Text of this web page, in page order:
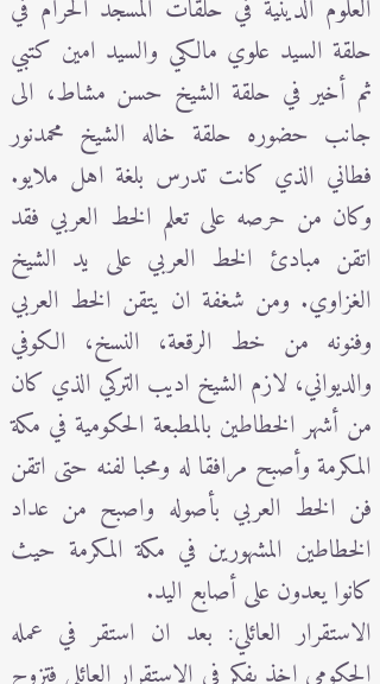
حلقة السيد علوي مالكي والسيد امين كتبي
ثم أخير في حلقة الشيخ حسن مشاط، الى
جانب حضوره حلقة خاله الشيخ محمدنور
فطاني الذي كانت تدرس بلغة اهل ملايو.
وكان من حرصه على تعلم الخط العربي فقد
اتقن مبادئ الخط العربي على يد الشيخ
الغزاوي. ومن شغفة ان يتقن الخط العربي
وفنونه من خط الرقعة، النسخ، الكوفي
والديواني، لازم الشيخ اديب التركي الذي كان
من أشهر الخطاطين بالمطبعة الحكومية في مكة
المكرمة وأصبح مرافقا له ومحبا لفنه حتى اتقن
فن الخط العربي بأصوله واصبح من عداد
الخطاطين المشهورين في مكة المكرمة حيث
كانوا يعدون على أصابع اليد.
الاستقرار العائلي: بعد ان استقر في عمله